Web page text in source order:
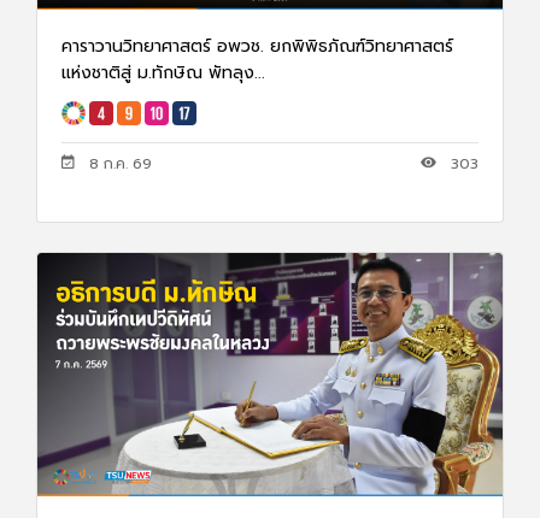
คาราวานวิทยาศาสตร์ อพวช. ยกพิพิธภัณฑ์วิทยาศาสตร์
แห่งชาติสู่ ม.ทักษิณ พัทลุง...
8 ก.ค. 69 303